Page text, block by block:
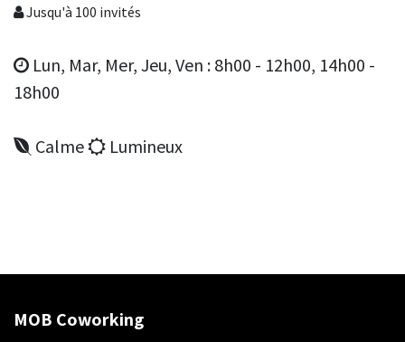
Jusqu'à 100 invités
Lun, Mar, Mer, Jeu, Ven : 8h00 - 12h00, 14h00 -
18h00
Calme Lumineux
MOB Coworking